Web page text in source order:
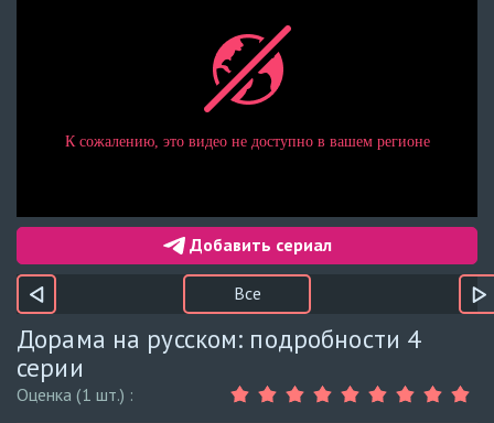
Добавить сериал
Все
Дорама на русском: подробности 4
серии
Оценка (1 шт.) :